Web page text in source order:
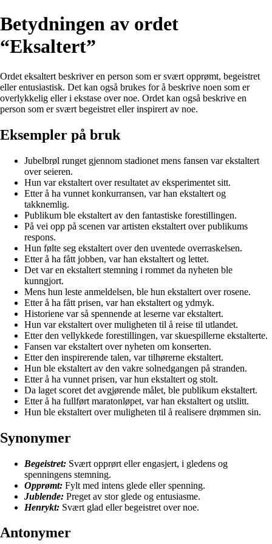
Betydningen av ordet
“Eksaltert”
Ordet eksaltert beskriver en person som er svært opprømt, begeistret
eller entusiastisk. Det kan også brukes for å beskrive noen som er
overlykkelig eller i ekstase over noe. Ordet kan også beskrive en
person som er svært begeistret eller inspirert av noe.
Eksempler på bruk
Jubelbrøl runget gjennom stadionet mens fansen var ekstaltert
over seieren.
Hun var ekstaltert over resultatet av eksperimentet sitt.
Etter å ha vunnet konkurransen, var han ekstaltert og
takknemlig.
Publikum ble ekstaltert av den fantastiske forestillingen.
På vei opp på scenen var artisten ekstaltert over publikums
respons.
Hun følte seg ekstaltert over den uventede overraskelsen.
Etter å ha fått jobben, var han ekstaltert og lettet.
Det var en ekstaltert stemning i rommet da nyheten ble
kunngjort.
Mens hun leste anmeldelsen, ble hun ekstaltert over rosene.
Etter å ha fått prisen, var han ekstaltert og ydmyk.
Historiene var så spennende at leserne var ekstaltert.
Hun var ekstaltert over muligheten til å reise til utlandet.
Etter den vellykkede forestillingen, var skuespillerne ekstalterte.
Fansen var ekstaltert over nyheten om konserten.
Etter den inspirerende talen, var tilhørerne ekstaltert.
Hun ble ekstaltert av den vakre solnedgangen på stranden.
Etter å ha vunnet prisen, var hun ekstaltert og stolt.
Da laget scoret det avgjørende målet, ble publikum ekstaltert.
Etter å ha fullført maratonløpet, var han ekstaltert og utslitt.
Hun ble ekstaltert over muligheten til å realisere drømmen sin.
Synonymer
Begeistret: Svært opprørt eller engasjert, i gledens og
spenningens stemning.
Opprømt: Fylt med intens glede eller spenning.
Jublende: Preget av stor glede og entusiasme.
Henrykt: Svært glad eller begeistret over noe.
Antonymer